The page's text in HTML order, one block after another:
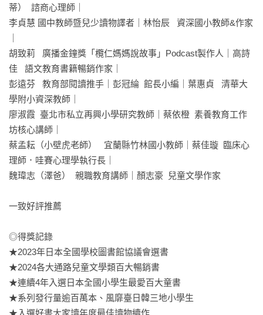
蒂）  諮商心理師｜
李貞慧 國中教師暨兒少讀物譯者｜林怡辰   資深國小教師&作家
胡致莉   廣播金鐘獎「欖仁媽媽說故事」Podcast製作人｜高詩
佳   語文教育書籍暢銷作家｜
彭遠芬   教育部閱讀推手｜彭冠綸  館長小編｜葉惠貞   清華大
學附小資深教師｜
廖淑霞  臺北市私立再興小學研究教師｜蔡依橙  素養教育工作
坊核心講師｜
蔡孟耘（小壁虎老師）   宜蘭縣竹林國小教師｜蔡佳璇  臨床心
理師．哇賽心理學執行長｜
魏瑋志（澤爸）  親職教育講師｜顏志豪  兒童文學作家
一致好評推薦
◎得獎記錄
★2023年日本全國學校圖書館協議會選書
★2024各大通路兒童文學類百大暢銷書
★連續4年入選日本全國小學生最愛百大童書
★系列發行量逾百萬本、風靡臺日韓三地小學生
★入選好書大家讀年度最佳讀物續作